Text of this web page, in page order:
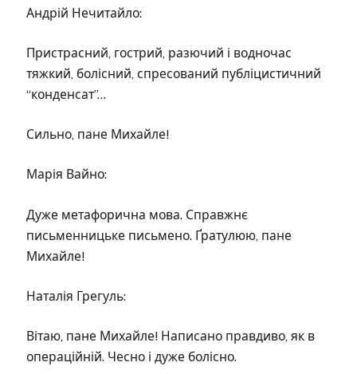
Андрій Нечитайло:
Пристрасний, гострий, разючий і водночас
тяжкий, болісний, спресований публіцистичний
“конденсат”…
Сильно, пане Михайле!
Марія Вайно:
Дуже метафорична мова. Справжнє
письменницьке письмено. Ґратулюю, пане
Михайле!
Наталія Грегуль:
Вітаю, пане Михайле! Написано правдиво, як в
операційній. Чесно і дуже болісно.